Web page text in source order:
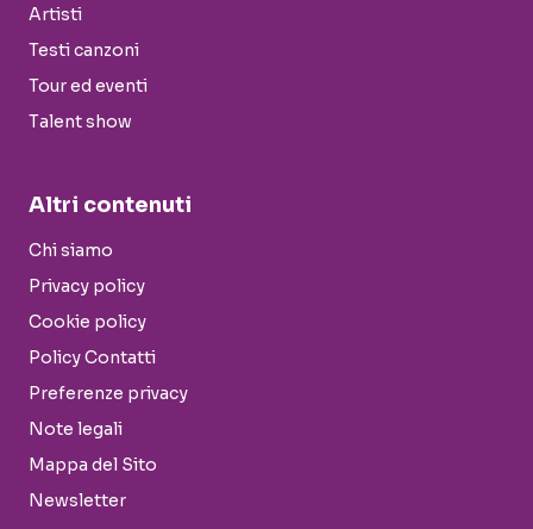
Artisti
Testi canzoni
Tour ed eventi
Talent show
Altri contenuti
Chi siamo
Privacy policy
Cookie policy
Policy Contatti
Preferenze privacy
Note legali
Mappa del Sito
Newsletter